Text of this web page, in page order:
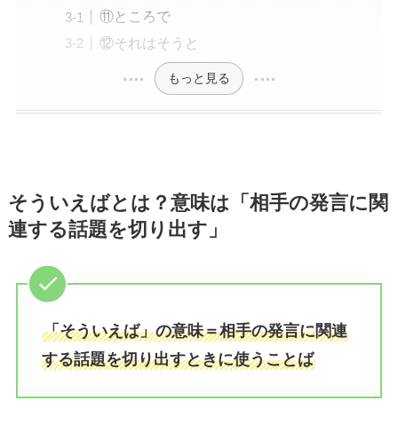
⑪ところで
⑫それはそうと
もっと見る
そういえばとは？意味は「相手の発言に関
連する話題を切り出す」
「そういえば」の意味＝相手の発言に関連
する話題を切り出すときに使うことば